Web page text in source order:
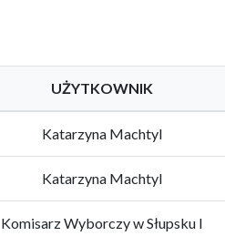
UŻYTKOWNIK
Katarzyna Machtyl
Katarzyna Machtyl
Komisarz Wyborczy w Słupsku I